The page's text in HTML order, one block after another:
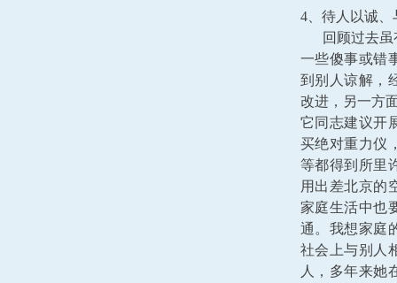
4、待人以诚
回顾过去虽
一些傻事或错
到别人谅解，
改进，另一方
它同志建议开
买绝对重力仪
等都得到所里
用出差北京的
家庭生活中也
通。我想家庭
社会上与别人
人，多年来她